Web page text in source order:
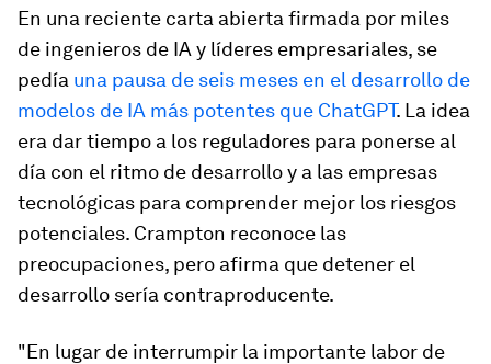
En una reciente carta abierta firmada por miles
de ingenieros de IA y líderes empresariales, se
pedía una pausa de seis meses en el desarrollo de
modelos de IA más potentes que ChatGPT. La idea
era dar tiempo a los reguladores para ponerse al
día con el ritmo de desarrollo y a las empresas
tecnológicas para comprender mejor los riesgos
potenciales. Crampton reconoce las
preocupaciones, pero afirma que detener el
desarrollo sería contraproducente.
"En lugar de interrumpir la importante labor de